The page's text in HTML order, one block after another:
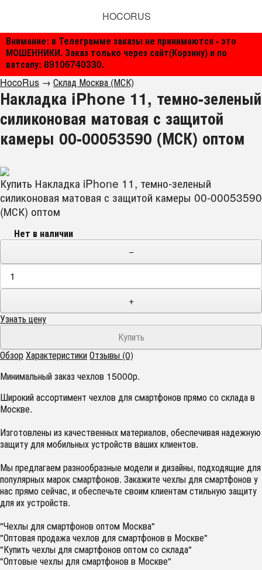
Внимание: в Телеграмме заказы не принимаются - это
МОШЕННИКИ. Заказ только через сайт(Корзину) и по
ватсапу: 89106740330.
HOCORUS
HocoRus → Склад Москва (МСК)
Накладка iPhone 11, темно-зеленый
силиконовая матовая с защитой
камеры 00-00053590 (МСК) оптом
Купить Накладка iPhone 11, темно-зеленый
силиконовая матовая с защитой камеры 00-00053590
(МСК) оптом
Нет в наличии
−
+
Узнать цену
ОбзорХарактеристикиОтзывы (0)
Минимальный заказ чехлов 15000р.
Широкий ассортимент чехлов для смартфонов прямо со склада в
Москве.
Изготовлены из качественных материалов, обеспечивая надежную
защиту для мобильных устройств ваших клиентов.
Мы предлагаем разнообразные модели и дизайны, подходящие для
популярных марок смартфонов. Закажите чехлы для смартфонов у
нас прямо сейчас, и обеспечьте своим клиентам стильную защиту
для их устройств.
"Чехлы для смартфонов оптом Москва"
"Оптовая продажа чехлов для смартфонов в Москве"
"Купить чехлы для смартфонов оптом со склада"
"Оптовые чехлы для смартфонов в Москве"